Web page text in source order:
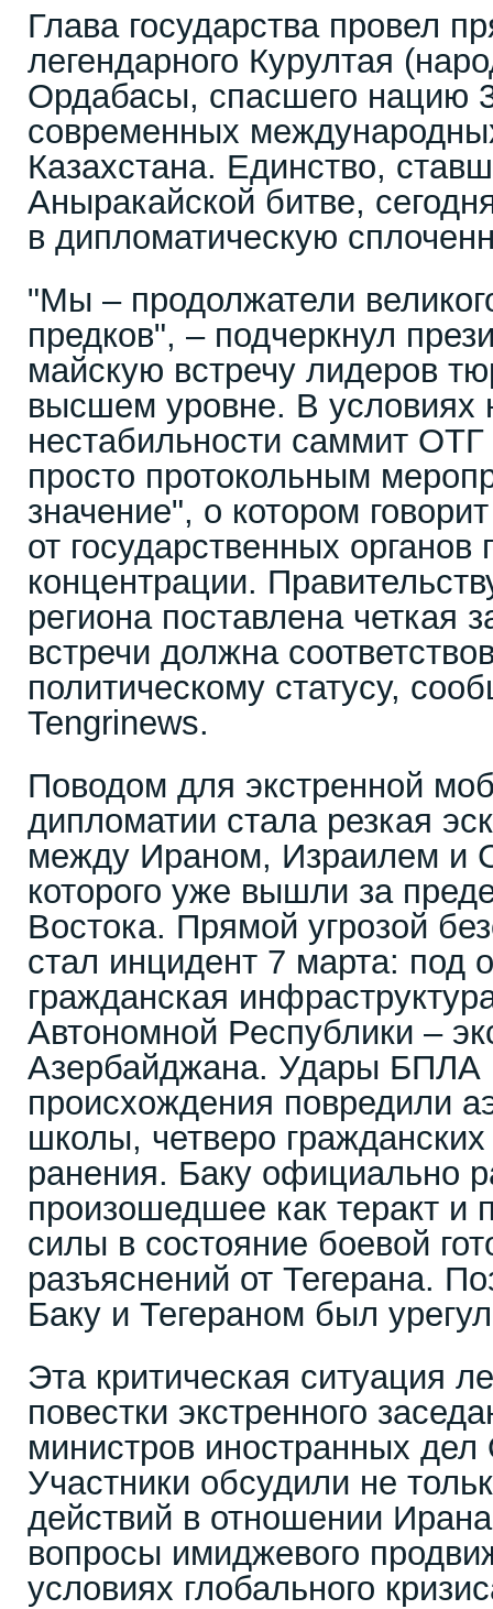
Глава государства провел
легендарного Курултая
Ордабасы, спасшего нацию
современных
Казахстана. Единство,
Аныракайской битве,
в дипломатическую
"Мы – продолжатели
предков", – подчеркнул
майскую встречу лидеров
высшем уровне. В условиях
нестабильности саммит ОТГ
просто протокольным
значение", о котором
от государственных органов
концентрации.
региона поставлена четкая
встречи должна
политическому статусу,
Tengrinews.
Поводом для экстренной
дипломатии стала резкая
между Ираном, Израилем и
которого уже вышли за
Востока. Прямой угрозой
стал инцидент 7 марта: под
гражданская
Автономной Республики –
Азербайджана. Удары БПЛА
происхождения повредили
школы, четверо
ранения. Баку официально
произошедшее как теракт и
силы в состояние боевой
разъяснений от Тегерана.
Баку и Тегераном был
Эта критическая ситуация
повестки экстренного
министров иностранных
Участники обсудили не
действий в отношении
вопросы имиджевого
условиях глобального